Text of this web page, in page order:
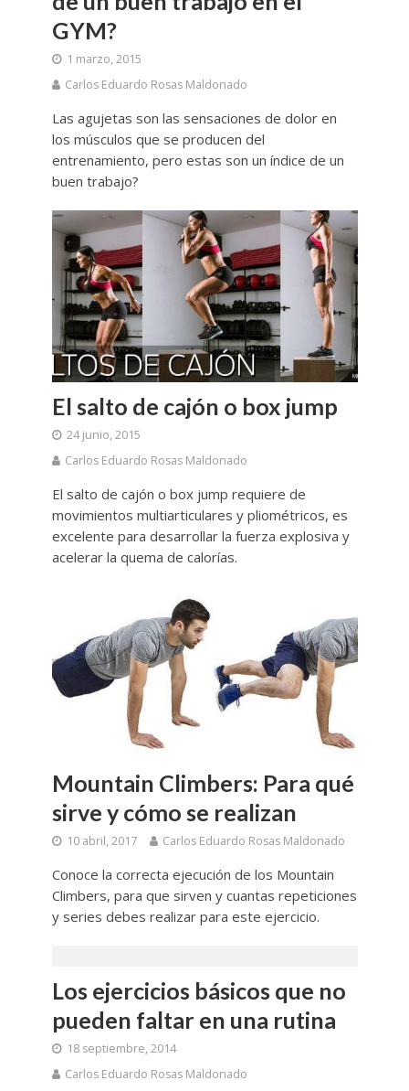
GYM?
1 marzo, 2015
Carlos Eduardo Rosas Maldonado
Las agujetas son las sensaciones de dolor en
los músculos que se producen del
entrenamiento, pero estas son un índice de un
buen trabajo?
El salto de cajón o box jump
24 junio, 2015
Carlos Eduardo Rosas Maldonado
El salto de cajón o box jump requiere de
movimientos multiarticulares y pliométricos, es
excelente para desarrollar la fuerza explosiva y
acelerar la quema de calorías.
Mountain Climbers: Para qué
sirve y cómo se realizan
10 abril, 2017 Carlos Eduardo Rosas Maldonado
Conoce la correcta ejecución de los Mountain
Climbers, para que sirven y cuantas repeticiones
y series debes realizar para este ejercicio.
Los ejercicios básicos que no
pueden faltar en una rutina
18 septiembre, 2014
Carlos Eduardo Rosas Maldonado